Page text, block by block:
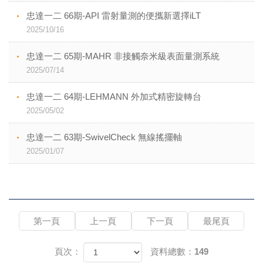
忠達一二 66期-API 雷射量測的便攜新選擇iLT
2025/10/16
忠達一二 65期-MAHR 非接觸奈米級表面量測系統
2025/07/14
忠達一二 64期-LEHMANN 外加式精密旋轉台
2025/05/02
忠達一二 63期-SwivelCheck 無線搖擺軸
2025/01/07
第一頁 上一頁 下一頁 最尾頁
頁次： 資料總數：149